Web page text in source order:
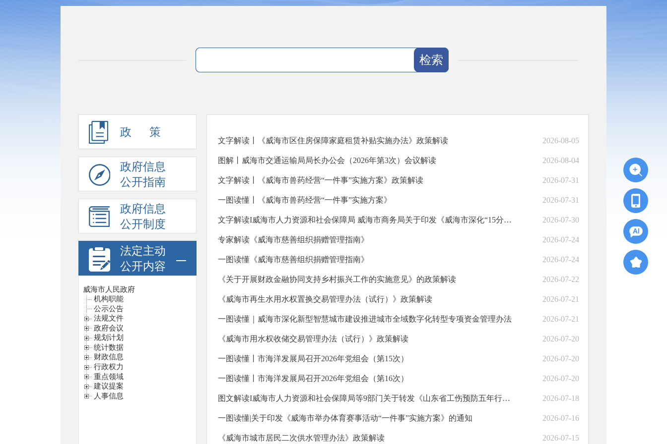
政 策
政府信息
公开指南
政府信息
公开制度
法定主动
公开内容
文字解读丨《威海市区住房保障家庭租赁补贴实施办法》政策解读 2026-08-05
图解丨威海市交通运输局局长办公会（2026年第3次）会议解读 2026-08-04
文字解读丨《威海市兽药经营“一件事”实施方案》政策解读 2026-07-31
一图读懂丨《威海市兽药经营“一件事”实施方案》 2026-07-31
文字解读I威海市人力资源和社会保障局 威海市商务局关于印发《威海市深化“15分钟... 2026-07-30
专家解读《威海市慈善组织捐赠管理指南》 2026-07-24
一图读懂《威海市慈善组织捐赠管理指南》 2026-07-24
《关于开展财政金融协同支持乡村振兴工作的实施意见》的政策解读 2026-07-22
《威海市再生水用水权置换交易管理办法（试行）》政策解读 2026-07-21
一图读懂｜威海市深化新型智慧城市建设推进城市全域数字化转型专项资金管理办法 2026-07-21
《威海市用水权收储交易管理办法（试行）》政策解读 2026-07-20
一图读懂丨市海洋发展局召开2026年党组会（第15次） 2026-07-20
一图读懂丨市海洋发展局召开2026年党组会（第16次） 2026-07-20
图文解读I威海市人力资源和社会保障局等9部门关于转发《山东省工伤预防五年行动计划... 2026-07-18
一图读懂|关于印发《威海市举办体育赛事活动“一件事”实施方案》的通知 2026-07-16
《威海市城市居民二次供水管理办法》政策解读 2026-07-15